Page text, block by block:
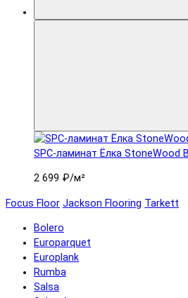
SPC-ламинат Ëлка StoneWood
2 699 ₽/м²
Focus Floor Jackson Flooring Tarkett
Bolero
Europarquet
Europlank
Rumba
Salsa